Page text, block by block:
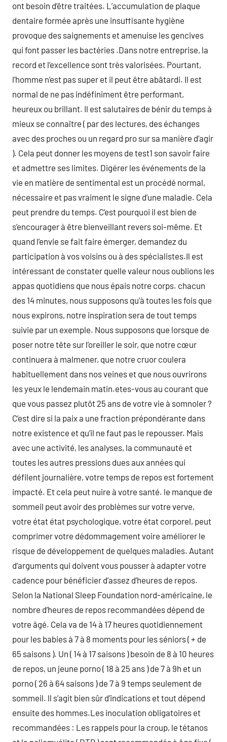
ont besoin d’être traitées. L’accumulation de plaque
dentaire formée après une insuffisante hygiène
provoque des saignements et amenuise les gencives
qui font passer les bactéries .Dans notre entreprise, la
record et l’excellence sont très valorisées. Pourtant,
l’homme n’est pas super et il peut être abâtardi. Il est
normal de ne pas indéfiniment être performant,
heureux ou brillant. Il est salutaires de bénir du temps à
mieux se connaître ( par des lectures, des échanges
avec des proches ou un regard pro sur sa manière d’agir
). Cela peut donner les moyens de test1 son savoir faire
et admettre ses limites. Digérer les événements de la
vie en matière de sentimental est un procédé normal,
nécessaire et pas vraiment le signe d’une maladie. Cela
peut prendre du temps. C’est pourquoi il est bien de
s’encourager à être bienveillant revers soi-même. Et
quand l’envie se fait faire émerger, demandez du
participation à vos voisins ou à des spécialistes.Il est
intéressant de constater quelle valeur nous oublions les
appas quotidiens que nous épais notre corps. chacun
des 14 minutes, nous supposons qu’à toutes les fois que
nous expirons, notre inspiration sera de tout temps
suivie par un exemple. Nous supposons que lorsque de
poser notre tête sur l’oreiller le soir, que notre cœur
continuera à malmener, que notre cruor coulera
habituellement dans nos veines et que nous ouvrirons
les yeux le lendemain matin.etes-vous au courant que
que vous passez plutôt 25 ans de votre vie à somnoler ?
C’est dire si la paix a une fraction prépondérante dans
notre existence et qu’il ne faut pas le repousser. Mais
avec une activité, les analyses, la communauté et
toutes les autres pressions dues aux années qui
défilent journalière, votre temps de repos est fortement
impacté. Et cela peut nuire à votre santé. le manque de
sommeil peut avoir des problèmes sur votre verve,
votre état état psychologique, votre état corporel, peut
comprimer votre dédommagement voire améliorer le
risque de développement de quelques maladies. Autant
d’arguments qui doivent vous pousser à adapter votre
cadence pour bénéficier d’assez d’heures de repos.
Selon la National Sleep Foundation nord-américaine, le
nombre d’heures de repos recommandées dépend de
votre âgé. Cela va de 14 à 17 heures quotidiennement
pour les babies à 7 à 8 moments pour les séniors ( + de
65 saisons ). Un ( 14 à 17 saisons ) besoin de 8 à 10 heures
de repos, un jeune porno ( 18 à 25 ans ) de 7 à 9h et un
porno ( 26 à 64 saisons ) de 7 à 9 temps seulement de
sommeil. ll s’agit bien sûr d’indications et tout dépend
ensuite des hommes.Les inoculation obligatoires et
recommandées : Les rappels pour la croup, le tétanos